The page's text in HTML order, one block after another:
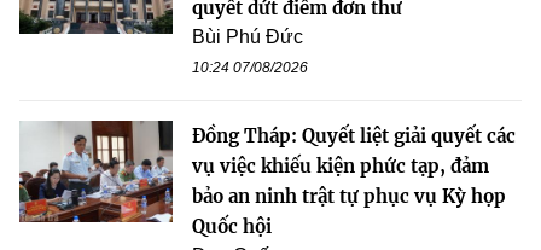
quyết dứt điểm đơn thư
Bùi Phú Đức
10:24 07/08/2026
Đồng Tháp: Quyết liệt giải quyết các
vụ việc khiếu kiện phức tạp, đảm
bảo an ninh trật tự phục vụ Kỳ họp
Quốc hội